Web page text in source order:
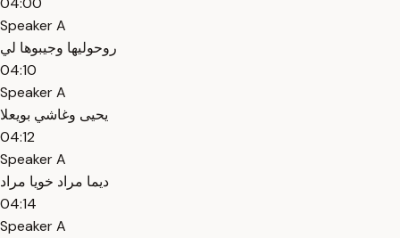
Speaker A
روحوليها وجيبوها لي
04:10
Speaker A
يحيى وغاشي بويعلا
04:12
Speaker A
ديما مراد خويا مراد
04:14
Speaker A